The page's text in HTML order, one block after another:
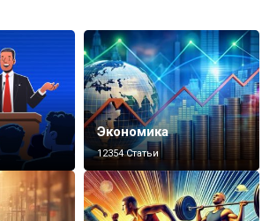
Экономика
12354 Статьи